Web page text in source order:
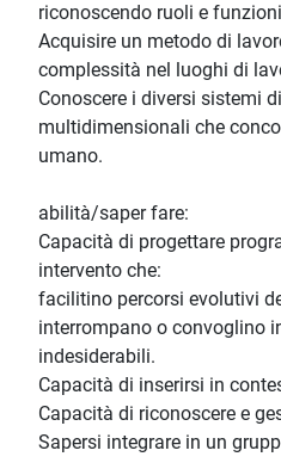
riconoscendo ruoli e
Acquisire un metodo di
complessità nel luoghi di
Conoscere i diversi sistemi
multidimensionali che
umano.
abilità/saper fare:
Capacità di progettare
intervento che:
facilitino percorsi evolutivi
interrompano o convoglino
indesiderabili.
Capacità di inserirsi in
Capacità di riconoscere e
Sapersi integrare in un